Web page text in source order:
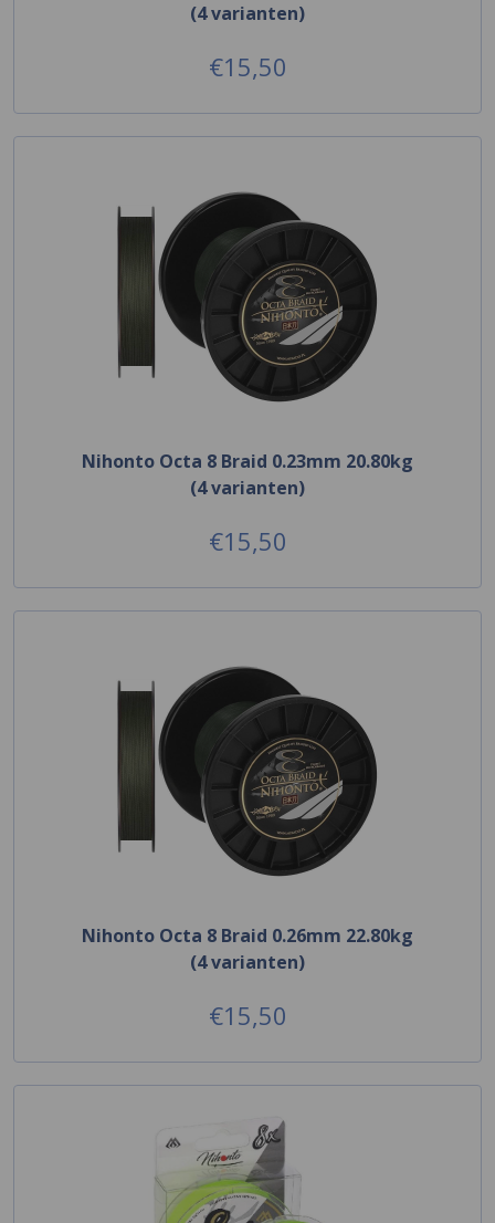
(4 varianten)
€15,50
Nihonto Octa 8 Braid 0.23mm 20.80kg
(4 varianten)
€15,50
Nihonto Octa 8 Braid 0.26mm 22.80kg
(4 varianten)
€15,50